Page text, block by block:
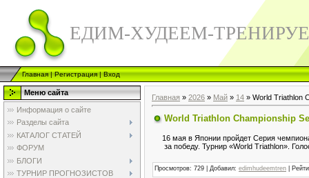
ЕДИМ-ХУДЕЕМ-
Главная|Регистрация|Вход
Меню сайта
Информация о сайте
Разделы сайта
КАТАЛОГ СТАТЕЙ
ФОРУМ
БЛОГИ
ТУРНИР ПРОГНОЗИСТОВ
Главная » 2026 » Май » 14 » World Triathlon
World Triathlon Championship
16 мая в Японии пройдет Серия
за победу. Турнир «World Triathlon».
Просмотров: 729 Добавил: edimhudeemtren